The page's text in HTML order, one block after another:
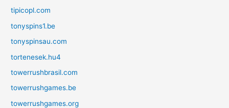
tipicopl.com
tonyspins1.be
tonyspinsau.com
tortenesek.hu4
towerrushbrasil.com
towerrushgames.be
towerrushgames.org